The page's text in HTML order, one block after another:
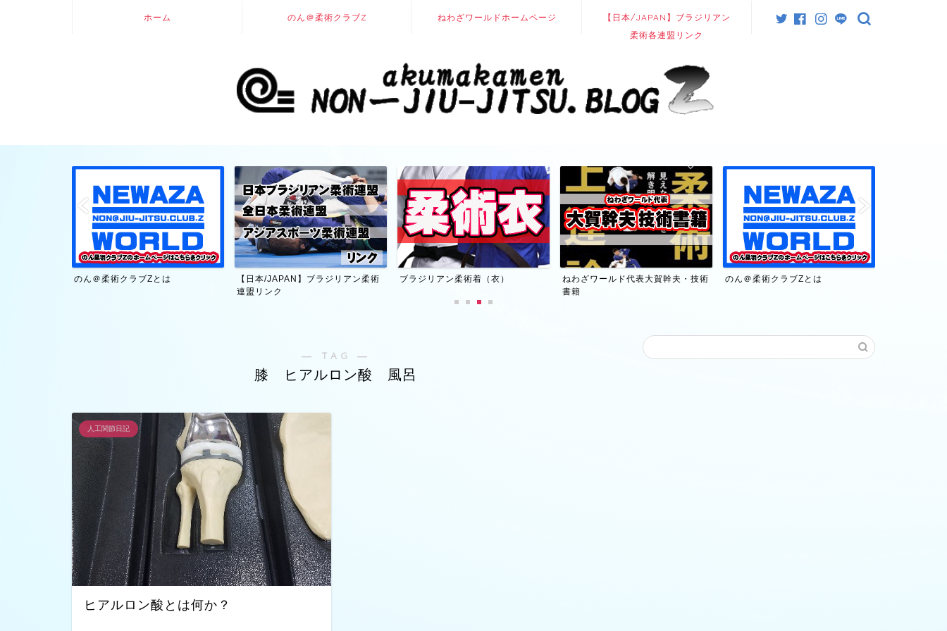
ホーム のん＠柔術クラブZ ねわざワールドホームページ
【日本/JAPAN】ブラジリアン
柔術各連盟リンク
のん＠柔術クラブZとは
【日本/JAPAN】ブラジリアン柔術
連盟リンク
ブラジリアン柔術着（衣）
ねわざワールド代表大賀幹夫・技術
書籍
のん＠柔術クラブZとは
― TAG ―
膝 ヒアルロン酸 風呂
人工関節日記
ヒアルロン酸とは何か？